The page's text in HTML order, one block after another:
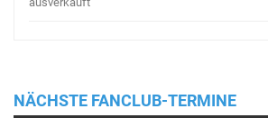
NÄCHSTE FANCLUB-TERMINE